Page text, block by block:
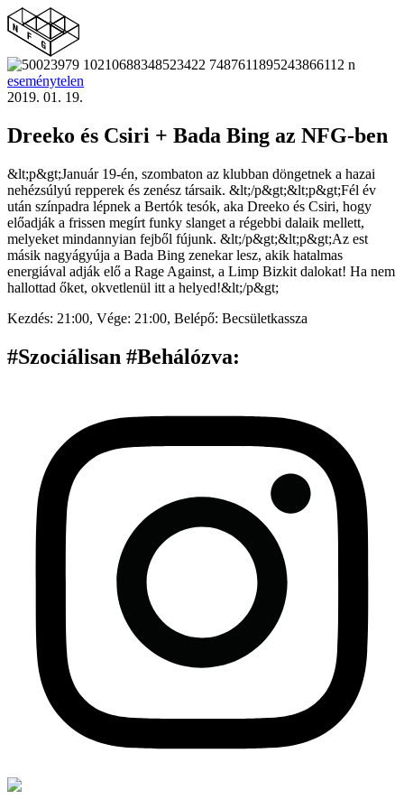
eseménytelen
2019. 01. 19.
Dreeko és Csiri + Bada Bing az NFG-ben
&lt;p&gt;Január 19-én, szombaton az klubban döngetnek a hazai
nehézsúlyú repperek és zenész társaik. &lt;/p&gt;&lt;p&gt;Fél év
után színpadra lépnek a Bertók tesók, aka Dreeko és Csiri, hogy
előadják a frissen megírt funky slanget a régebbi dalaik mellett,
melyeket mindannyian fejből fújunk. &lt;/p&gt;&lt;p&gt;Az est
másik nagyágyúja a Bada Bing zenekar lesz, akik hatalmas
energiával adják elő a Rage Against, a Limp Bizkit dalokat! Ha nem
hallottad őket, okvetlenül itt a helyed!&lt;/p&gt;
Kezdés: 21:00, Vége: 21:00, Belépő: Becsületkassza
#Szociálisan #Behálózva: